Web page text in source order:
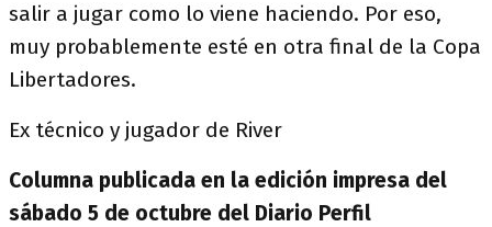
salir a jugar como lo viene haciendo. Por eso,
muy probablemente esté en otra final de la Copa
Libertadores.
Ex técnico y jugador de River
Columna publicada en la edición impresa del
sábado 5 de octubre del Diario Perfil